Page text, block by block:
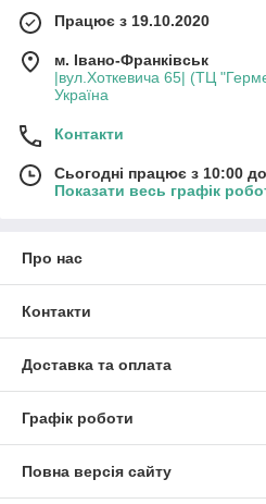
Працює з 19.10.2020
м. Івано-Франківськ
|вул.Хоткевича 65| (ТЦ
Україна
Контакти
Сьогодні працює з 10:00
Показати весь графік
Про нас
Контакти
Доставка та оплата
Графік роботи
Повна версія сайту